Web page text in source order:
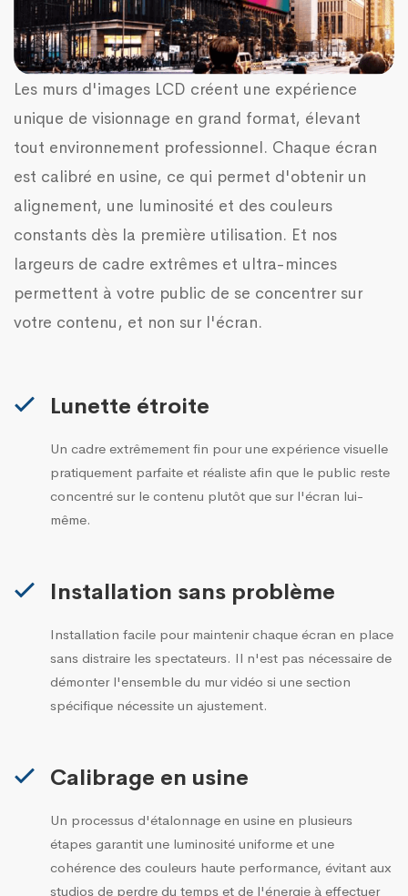
Les murs d'images LCD créent une expérience
unique de visionnage en grand format, élevant
tout environnement professionnel. Chaque écran
est calibré en usine, ce qui permet d'obtenir un
alignement, une luminosité et des couleurs
constants dès la première utilisation. Et nos
largeurs de cadre extrêmes et ultra-minces
permettent à votre public de se concentrer sur
votre contenu, et non sur l'écran.
Lunette étroite
Un cadre extrêmement fin pour une expérience visuelle
pratiquement parfaite et réaliste afin que le public reste
concentré sur le contenu plutôt que sur l'écran lui-
même.
Installation sans problème
Installation facile pour maintenir chaque écran en place
sans distraire les spectateurs. Il n'est pas nécessaire de
démonter l'ensemble du mur vidéo si une section
spécifique nécessite un ajustement.
Calibrage en usine
Un processus d'étalonnage en usine en plusieurs
étapes garantit une luminosité uniforme et une
cohérence des couleurs haute performance, évitant aux
studios de perdre du temps et de l'énergie à effectuer